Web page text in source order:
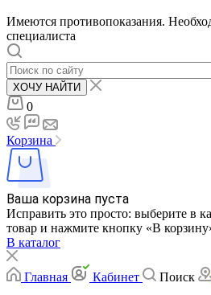
Имеются противопоказания.
специалиста
ХОЧУ НАЙТИ
0
Корзина
Ваша корзина пуста
Исправить это просто: выберите в
товар и нажмите кнопку «В
В каталог
Главная Кабинет Поиск